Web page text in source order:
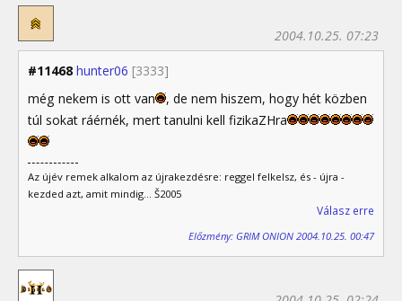
#11468 hunter06 [3333]
2004.10.25. 07:23
még nekem is ott van
, de nem hiszem, hogy hét közben
túl sokat ráérnék, mert tanulni kell fizikaZHra
Az újév remek alkalom az újrakezdésre: reggel felkelsz, és - újra -
kezded azt, amit mindig... Š2005
Válasz erre
Előzmény: GRIM ONION 2004.10.25. 00:47